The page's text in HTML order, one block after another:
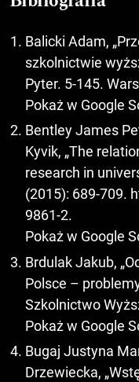
Balicki Adam,
szkolnictwie
Pyter. 5-145.
Pokaż w Google
Bentley James
Kyvik, „The
research in
(2015): 689-709.
9861-2.
Pokaż w Google
Brdulak Jakub,
Polsce –
Szkolnictwo
Pokaż w Google
Bugaj Justyna
Drzewiecka,